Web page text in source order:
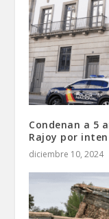
Condenan a 5
Rajoy por
diciembre 10, 2024